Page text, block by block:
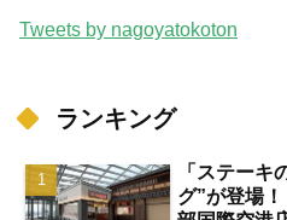
Tweets by nagoyatokoton
ランキング
「ステーキ
グ”が登場